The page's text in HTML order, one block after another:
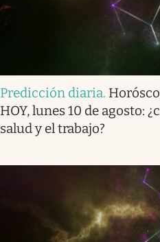
Predicción diaria.
HOY, lunes 10 de agosto:
salud y el trabajo?